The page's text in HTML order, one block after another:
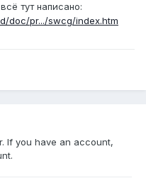
тут написано:
doc/pr.../swcg/index.htm
If you have an account,